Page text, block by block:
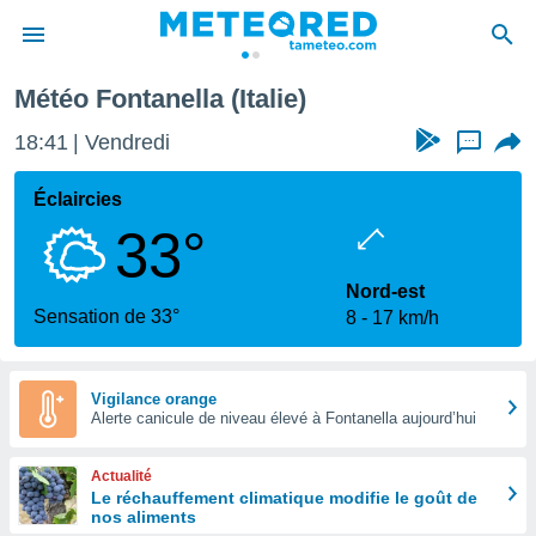
de
Météo Fontanella (Italie)
18:41 Vendredi ...
Éclaircies
33°
Sensation de 33°
Nord-est
8
17 km/h
Vigilance orange
Alerte canicule de niveau élevé à Fontanella aujourd’hui
Actualité
Le réchauffement climatique modifie le goût de
nos aliments